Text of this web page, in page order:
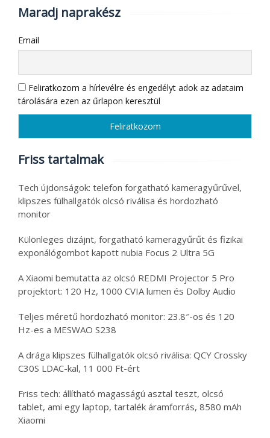
Maradj naprakész
Email
Feliratkozom a hírlevélre és engedélyt adok az adataim
tárolására ezen az űrlapon keresztül
Friss tartalmak
Tech újdonságok: telefon forgatható kameragyűrűvel,
klipszes fülhallgatók olcsó riválisa és hordozható
monitor
Különleges dizájnt, forgatható kameragyűrűt és fizikai
exponálógombot kapott nubia Focus 2 Ultra 5G
A Xiaomi bemutatta az olcsó REDMI Projector 5 Pro
projektort: 120 Hz, 1000 CVIA lumen és Dolby Audio
Teljes méretű hordozható monitor: 23.8″-os és 120
Hz-es a MESWAO S238
A drága klipszes fülhallgatók olcsó riválisa: QCY Crossky
C30S LDAC-kal, 11 000 Ft-ért
Friss tech: állítható magasságú asztal teszt, olcsó
tablet, ami egy laptop, tartalék áramforrás, 8580 mAh
Xiaomi